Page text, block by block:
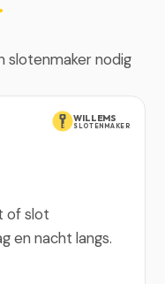
slotenmaker nodig
WILLEMS
SLOTENMAKER
of slot
en nacht langs.